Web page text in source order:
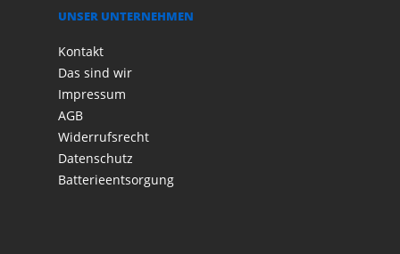
UNSER UNTERNEHMEN
Kontakt
Das sind wir
Impressum
AGB
Widerrufsrecht
Datenschutz
Batterieentsorgung